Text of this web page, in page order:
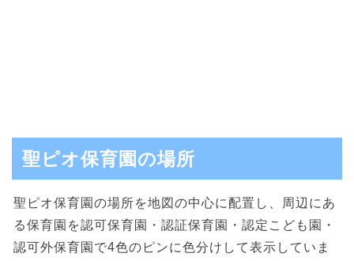
聖ピオ保育園の場所
聖ピオ保育園の場所を地図の中心に配置し、周辺にあ
る保育園を認可保育園・認証保育園・認定こども園・
認可外保育園で4色のピンに色分けして表示していま